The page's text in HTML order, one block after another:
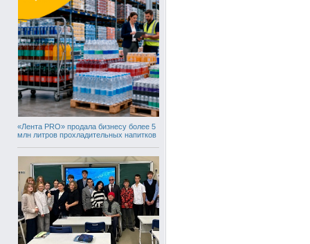
«Лента PRO» продала бизнесу более 5
млн литров прохладительных напитков